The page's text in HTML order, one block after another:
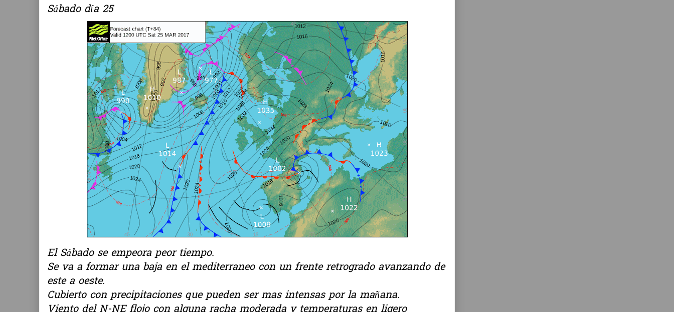
Sábado día 25
El Sábado se empeora peor tiempo.
Se va a formar una baja en el mediterraneo con un frente retrogrado avanzando de
este a oeste.
Cubierto con precipitaciones que pueden ser mas intensas por la mañana.